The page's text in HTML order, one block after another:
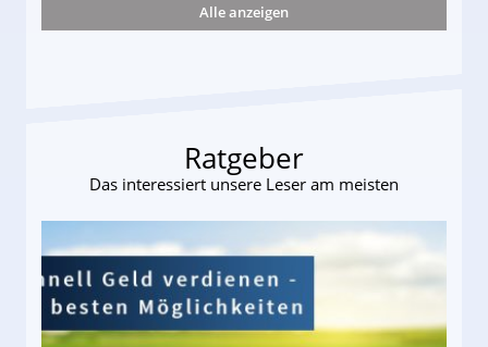
Alle anzeigen
Ratgeber
Das interessiert unsere Leser am meisten